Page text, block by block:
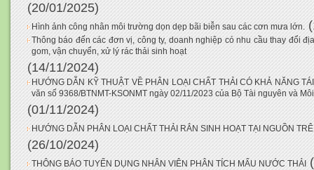
(20/01/2025)
Hình ảnh công nhân môi trường dọn dẹp bãi biễn sau các cơn mưa lớn.
Thông báo đến các đơn vị, công ty, doanh nghiệp có nhu cầu thay đổi
gom, vận chuyển, xử lý rác thải sinh hoạt
(14/11/2024)
HƯỚNG DẪN KỸ THUẬT VỀ PHÂN LOẠI CHẤT THẢI CÓ KHẢ NĂNG
văn số 9368/BTNMT-KSONMT ngày 02/11/2023 của Bộ Tài nguyên và
(01/11/2024)
HƯỚNG DẪN PHÂN LOẠI CHẤT THẢI RẮN SINH HOẠT TẠI NGUỒN
(26/10/2024)
THÔNG BÁO TUYỂN DỤNG NHÂN VIÊN PHÂN TÍCH MẨU NƯỚC THẢI